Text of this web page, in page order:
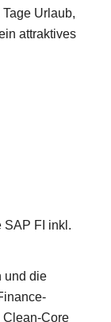
Urlaub,
attraktives
SAP FI inkl.
und die
Clean-Core